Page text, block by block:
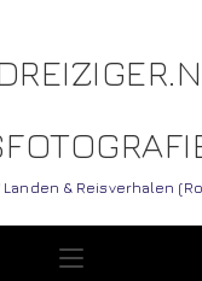
Landen & Reisverhalen